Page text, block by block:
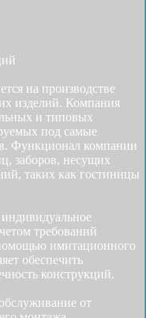
на производстве
изделий. Компания
и типовых
под самые
Функционал компании
заборов, несущих
таких как гостиницы
требований
помощью имитационного
обеспечить
конструкций.
от